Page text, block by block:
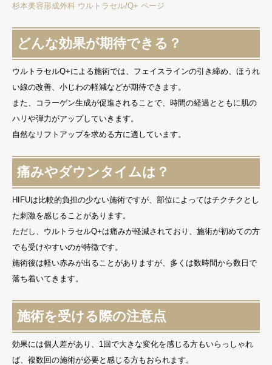
杉本美容形成外科 ウルトラセル/Q+ ページ
どんな効果が期待できる？
ウルトラセルQ+による施術では、フェイスラインの引き締め、ほうれ
い線の改善、小じわの軽減などが期待できます。
また、コラーゲン生成が促進されることで、時間の経過とともに肌の
ハリや弾力がアップしていきます。
自然なリフトアップを求める方に適しています。
痛みやダウンタイムは？
HIFUは比較的負担の少ない施術ですが、部位によってはチクチクとし
た刺激を感じることがあります。
ただし、ウルトラセルQ+は痛みが軽減されており、施術が初めての方
でも受けやすいのが特徴です。
施術後は軽い赤みが出ることがありますが、多くは数時間から数日で
落ち着いてきます。
施術を受ける際の注意点
効果には個人差があり、1回で大きな変化を感じる方もいらっしゃれ
ば、複数回の施術が必要と感じる方もおられます。